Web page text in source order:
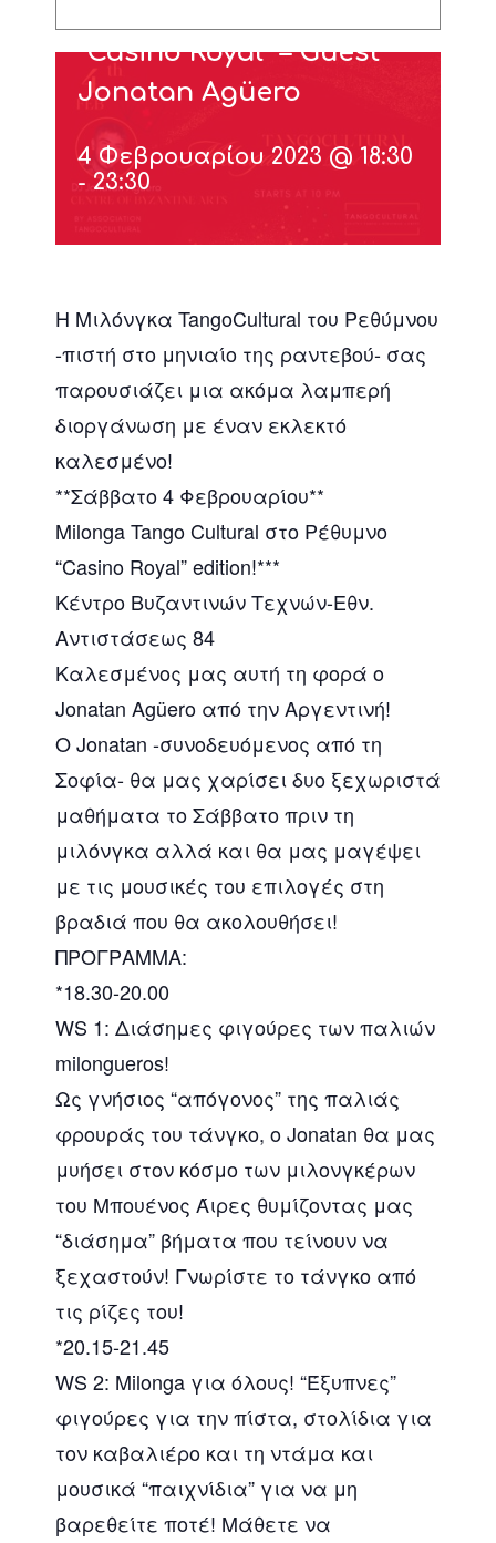
“Casino Royal” – Guest
Jonatan Agüero
4 Φεβρουαρίου 2023 @ 18:30
- 23:30
Η Μιλόνγκα TangoCultural του Ρεθύμνου
-πιστή στο μηνιαίο της ραντεβού- σας
παρουσιάζει μια ακόμα λαμπερή
διοργάνωση με έναν εκλεκτό
καλεσμένο!
**Σάββατο 4 Φεβρουαρίου**
Milonga Tango Cultural στο Ρέθυμνο
“Casino Royal” edition!***
Κέντρο Βυζαντινών Τεχνών-Εθν.
Αντιστάσεως 84
Καλεσμένος μας αυτή τη φορά ο
Jonatan Agüero από την Αργεντινή!
Ο Jonatan -συνοδευόμενος από τη
Σοφία- θα μας χαρίσει δυο ξεχωριστά
μαθήματα το Σάββατο πριν τη
μιλόνγκα αλλά και θα μας μαγέψει
με τις μουσικές του επιλογές στη
βραδιά που θα ακολουθήσει!
ΠΡΟΓΡΑΜΜΑ:
*18.30-20.00
WS 1: Διάσημες φιγούρες των παλιών
milongueros!
Ως γνήσιος “απόγονος” της παλιάς
φρουράς του τάνγκο, ο Jonatan θα μας
μυήσει στον κόσμο των μιλονγκέρων
του Μπουένος Άιρες θυμίζοντας μας
“διάσημα” βήματα που τείνουν να
ξεχαστούν! Γνωρίστε το τάνγκο από
τις ρίζες του!
*20.15-21.45
WS 2: Milonga για όλους! “Έξυπνες”
φιγούρες για την πίστα, στολίδια για
τον καβαλιέρο και τη ντάμα και
μουσικά “παιχνίδια” για να μη
βαρεθείτε ποτέ! Μάθετε να